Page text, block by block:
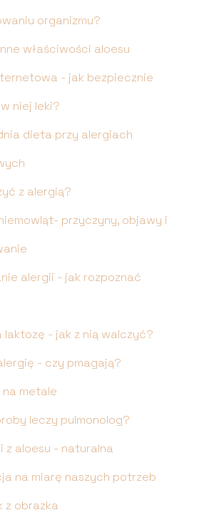
organizmu?
właściwości aloesu
- jak bezpiecznie
niej leki?
dieta przy alergiach
z alergią?
przyczyny, objawy i
alergii - jak rozpoznać
laktozę - jak z nią walczyć?
- czy pmagają?
na metale
leczy pulmonolog?
z aloesu - naturalna
na miarę naszych potrzeb
z obrazka